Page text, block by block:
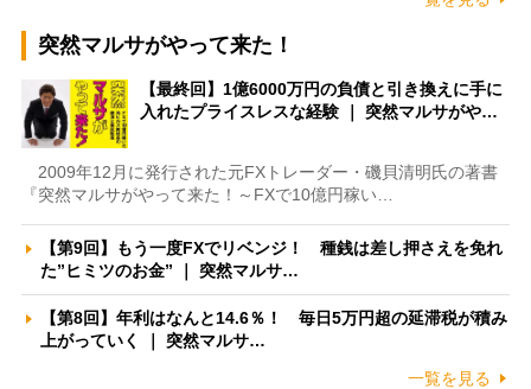
突然マルサがやって来た！
【最終回】1億6000万円の負債と引き換えに手に
入れたプライスレスな経験 ｜ 突然マルサがや…
2009年12月に発行された元FXトレーダー・磯貝清明氏の著書
『突然マルサがやって来た！～FXで10億円稼い…
【第9回】もう一度FXでリベンジ！ 種銭は差し押さえを免れ
た”ヒミツのお金” ｜ 突然マルサ…
【第8回】年利はなんと14.6％！ 毎日5万円超の延滞税が積み
上がっていく ｜ 突然マルサ…
一覧を見る